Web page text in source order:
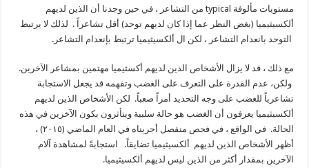
مستويات مألوفة typical من التشاعر ، في حين وجدنا أن الذين لديهم
ألكسيثيميا (بغض النظر عما إذا كان لديهم توحد) أقل تشاعراً . لذلك لا يرتبط
التوحد بانعدام التشاعر ، لكن ال ألكسيثيميا ترتبط بإنعدام التشاعر.
مع ذلك ، قد لا يزال الأشخاص الذين لديهم أكسثيميا مهتمين بمشاعر الآخرين.
ولكن، عدم القدرة على التعرف على الغضب وتفهمه قد يجعل الاستجابة
تشاعرياً للغضب على وجه التحديد أمراً صعباً. لكن الأشخاص الذين لديهم
ألكسيثيميا يعرفون أن الغضب هو حالة سلبية ويتأثرون بكون الآخرين في هذه
الحالة. في الواقع ، في فحص منفصل أجريناه في العام الماضي (٢٠١٥) ،
أظهر الأشخاص الذين لديهم ألكسيثيميا تضايقاً. استجابةً لمشاهدة آلام
الآخرين بمقدار أكثر من الذين ليس لديهم ألكسيثيميا.